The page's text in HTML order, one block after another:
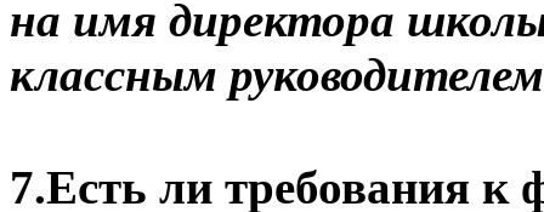
на имя директора школы
классным
7.Есть ли требования